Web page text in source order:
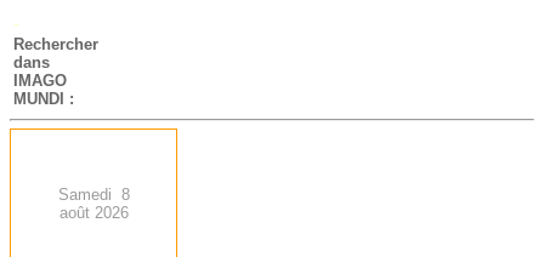
-
Rechercher
dans
IMAGO
MUNDI :
Samedi 8
août 2026